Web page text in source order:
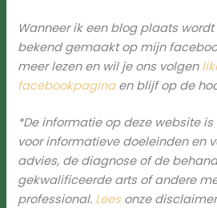
Wanneer ik een blog plaats
bekend gemaakt op mijn
meer lezen en wil je ons volgen
facebookpaginaen blijf op de
*De informatie op deze website
voor informatieve doeleinden en
advies, de diagnose of de
gekwalificeerde arts of andere
professional. Lees onze